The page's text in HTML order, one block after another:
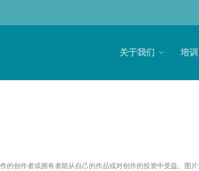
关于我们 培训
的创作者或拥有者能从自己的作品或对创作的投资中受益。图